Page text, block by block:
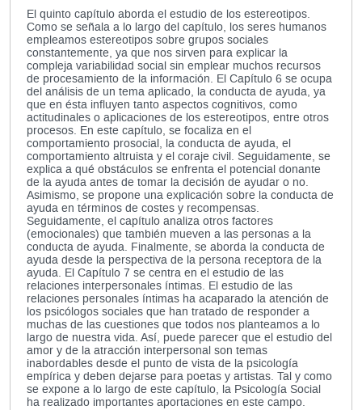
El quinto capítulo aborda el estudio de los estereotipos.
Como se señala a lo largo del capítulo, los seres humanos
empleamos estereotipos sobre grupos sociales
constantemente, ya que nos sirven para explicar la
compleja variabilidad social sin emplear muchos recursos
de procesamiento de la información. El Capítulo 6 se ocupa
del análisis de un tema aplicado, la conducta de ayuda, ya
que en ésta influyen tanto aspectos cognitivos, como
actitudinales o aplicaciones de los estereotipos, entre otros
procesos. En este capítulo, se focaliza en el
comportamiento prosocial, la conducta de ayuda, el
comportamiento altruista y el coraje civil. Seguidamente, se
explica a qué obstáculos se enfrenta el potencial donante
de la ayuda antes de tomar la decisión de ayudar o no.
Asimismo, se propone una explicación sobre la conducta de
ayuda en términos de costes y recompensas.
Seguidamente, el capítulo analiza otros factores
(emocionales) que también mueven a las personas a la
conducta de ayuda. Finalmente, se aborda la conducta de
ayuda desde la perspectiva de la persona receptora de la
ayuda. El Capítulo 7 se centra en el estudio de las
relaciones interpersonales íntimas. El estudio de las
relaciones personales íntimas ha acaparado la atención de
los psicólogos sociales que han tratado de responder a
muchas de las cuestiones que todos nos planteamos a lo
largo de nuestra vida. Así, puede parecer que el estudio del
amor y de la atracción interpersonal son temas
inabordables desde el punto de vista de la psicología
empírica y deben dejarse para poetas y artistas. Tal y como
se expone a lo largo de este capítulo, la Psicología Social
ha realizado importantes aportaciones en este campo.